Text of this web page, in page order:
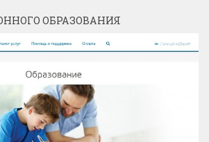
ОБРАЗОВАНИЯ